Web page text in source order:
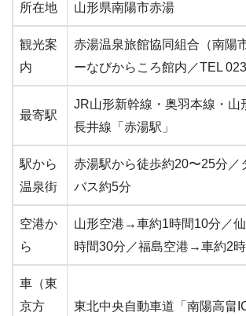
所在地 山形県南陽市赤湯
観光案
内
赤湯温泉旅館協同組合（南陽
ーなびからころ館内／TEL
最寄駅
JR山形新幹線・奥羽本線・山
長井線「赤湯駅」
駅から
温泉街
赤湯駅から徒歩約20〜25分／
バス約5分
空港か
ら
山形空港→車約1時間10分／
時間30分／福島空港→車約2
車（東
京方
東北中央自動車道「南陽高畠